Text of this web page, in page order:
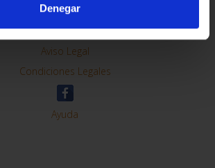
Denegar
Contacto
Preguntas Frequentes (FAQs)
Aviso Legal
Condiciones Legales
Ayuda